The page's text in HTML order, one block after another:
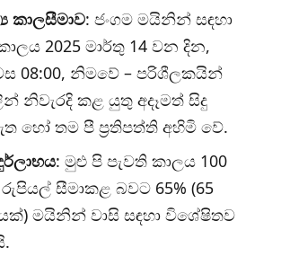
කාලසීමාව: ජංගම මයිනින් සඳහා
2025 මාර්තු 14 වන දින,
08:00, නිමවේ – පරිශීලකයින්
නිවැරදි කළ යුතු අදෑමත් සිදු
හෝ තම පී ප්‍රතිපත්ති අහිමි වේ.
: මුළු පි පැවති කාලය 100
සීමාකළ බවට 65% (65
මයිනින් වාසි සඳහා විශේෂිතව